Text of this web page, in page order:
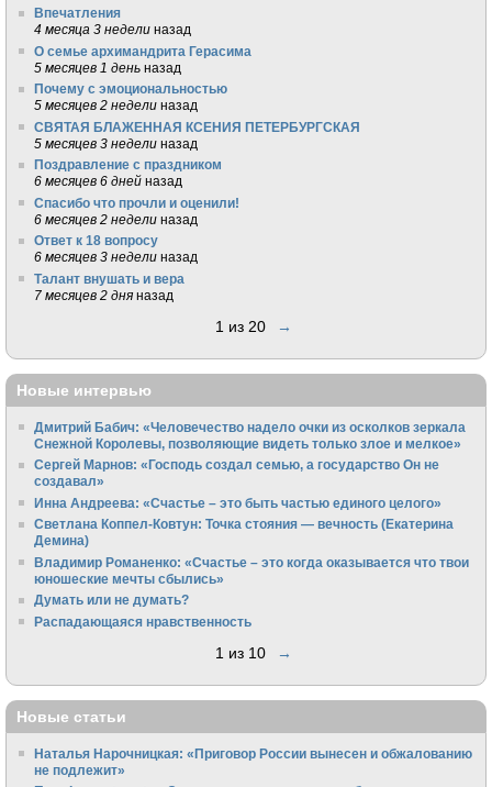
Впечатления
4 месяца 3 недели назад
О семье архимандрита Герасима
5 месяцев 1 день назад
Почему с эмоциональностью
5 месяцев 2 недели назад
СВЯТАЯ БЛАЖЕННАЯ КСЕНИЯ ПЕТЕРБУРГСКАЯ
5 месяцев 3 недели назад
Поздравление с праздником
6 месяцев 6 дней назад
Спасибо что прочли и оценили!
6 месяцев 2 недели назад
Ответ к 18 вопросу
6 месяцев 3 недели назад
Талант внушать и вера
7 месяцев 2 дня назад
1 из 20 →
Новые интервью
Дмитрий Бабич: «Человечество надело очки из осколков зеркала
Снежной Королевы, позволяющие видеть только злое и мелкое»
Сергей Марнов: «Господь создал семью, а государство Он не
создавал»
Инна Андреева: «Счастье – это быть частью единого целого»
Светлана Коппел-Ковтун: Точка стояния — вечность (Екатерина
Демина)
Владимир Романенко: «Счастье – это когда оказывается что твои
юношеские мечты сбылись»
Думать или не думать?
Распадающаяся нравственность
1 из 10 →
Новые статьи
Наталья Нарочницкая: «Приговор России вынесен и обжалованию
не подлежит»